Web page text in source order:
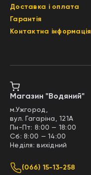
Доставка і оплата
Гарантія
Контактна інформація
Магазин "Водяний"
м.Ужгород,
вул. Гагаріна, 121А
Пн-Пт: 8:00 — 18:00
Сб: 8:00 — 14:00
Неділя: вихідний
(066) 15-13-258